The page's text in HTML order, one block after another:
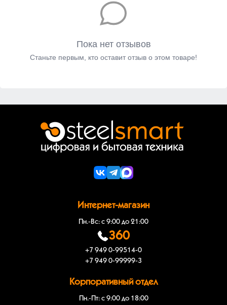
Пока нет отзывов
Станьте первым, кто оставит отзыв о этом товаре!
Интернет-магазин
Пн.-Вс: с 9:00 до 21:00
360
+7 949 0-99514-0
+7 949 0-99999-3
Корпоративный отдел
Пн.-Пт: с 9:00 до 18:00